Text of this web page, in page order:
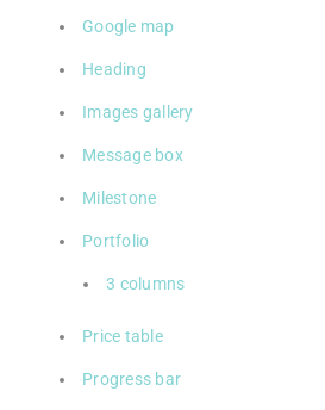
Google map
Heading
Images gallery
Message box
Milestone
Portfolio
3 columns
Price table
Progress bar